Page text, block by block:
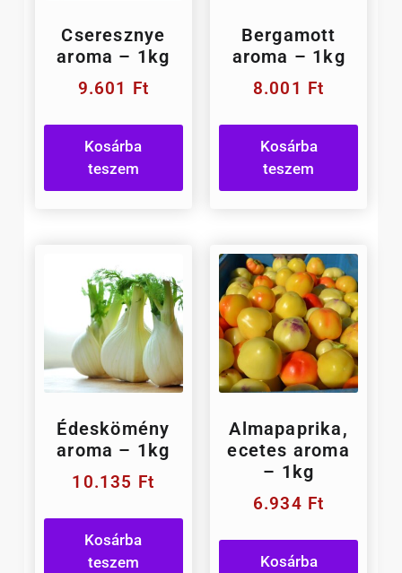
Cseresznye
aroma – 1kg
9.601 Ft
Kosárba
teszem
Bergamott
aroma – 1kg
8.001 Ft
Kosárba
teszem
Édeskömény
aroma – 1kg
10.135 Ft
Kosárba
teszem
Almapaprika,
ecetes aroma
– 1kg
6.934 Ft
Kosárba